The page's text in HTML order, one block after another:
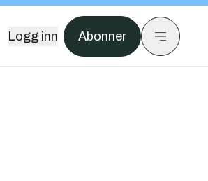
Logg inn Abonner